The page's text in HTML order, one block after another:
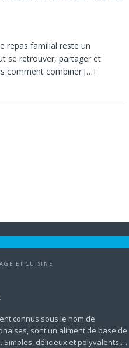
repas familial reste un
se retrouver, partager et
comment combiner […]
ET CUISINE
connus sous le nom de
sont un aliment de base de
Simples, délicieux et polyvalents,…